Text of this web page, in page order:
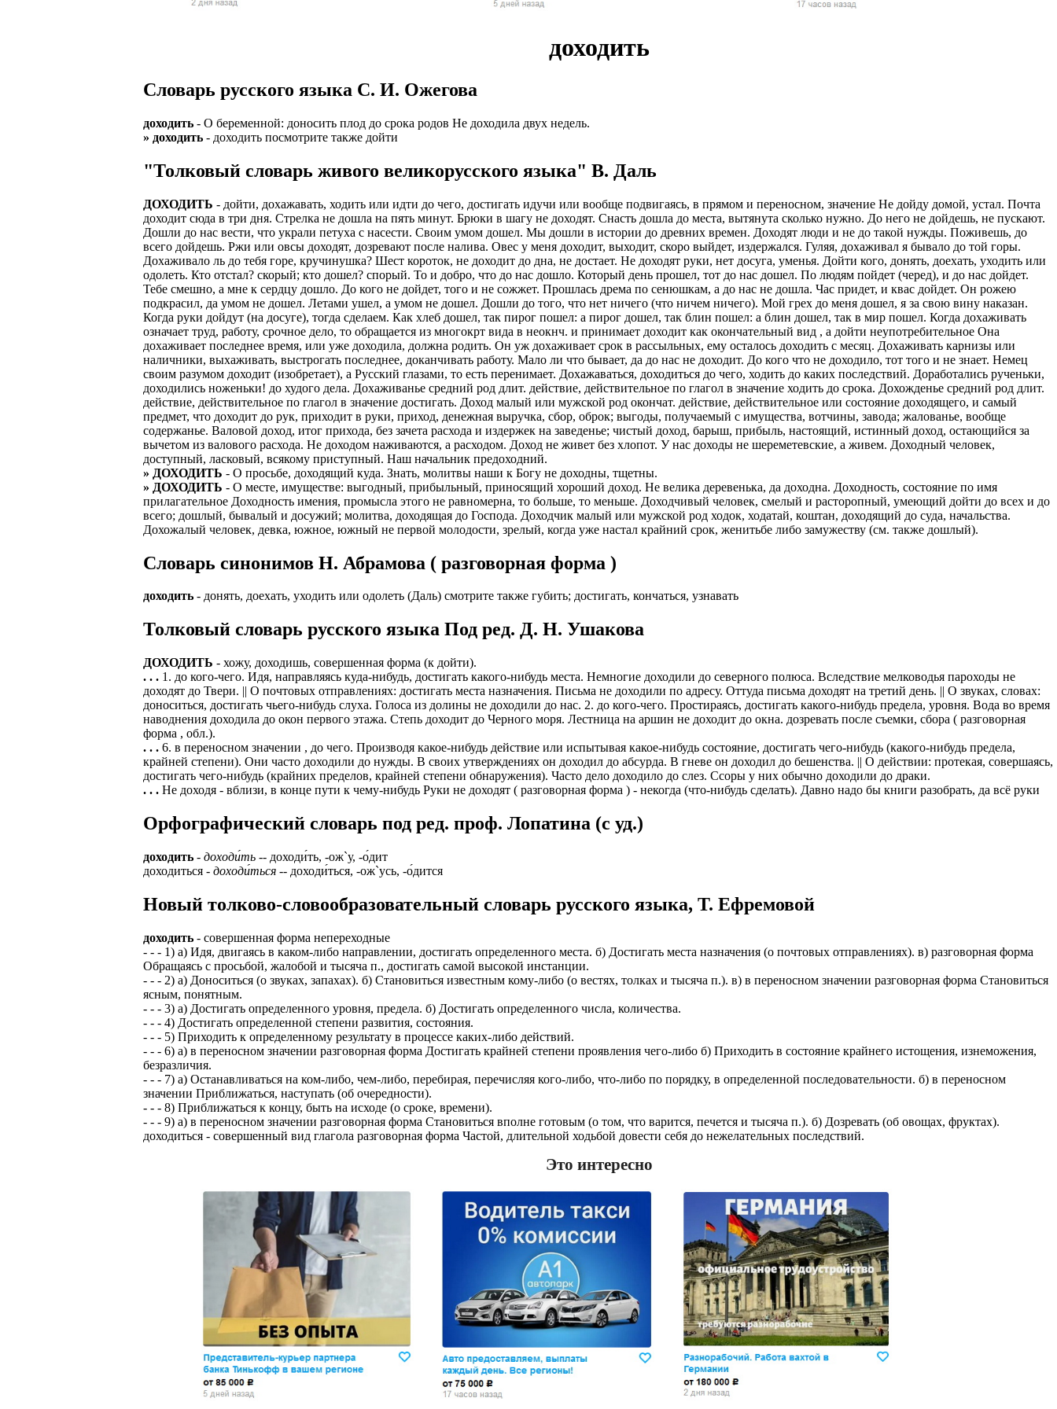
надежность и качество выполнения наших услуг. Ведётся постоянный набор мужчин, женщин и
ВНИМАНИЕ: Мы не оплачиваем стоимость оформления и перелёт.
имеет права вычитывать какие то деньги из вашей зарплаты!
Варианты: 1) Рабочая виза на 6 месяцев (можно продлевать на месте, не выезжая из страны),
2) Рабочая виза на 1 год (можно продлевать, не выезжая из страны);
3) Также предоставим возможность оформления Вида на Жительство.
Знание языка не является обязательным. Наличие заграничного паспорта;
Требуются мужчины, женщины, а также семейные пары;
Варианты работ: фабрики, заводы.
Средняя зарплата 1500-2500 евро в месяц (130 000-230 000 рублей). Заработок указан
средний, зависит от подобранной вакансии и сложности работы. + переработки
оплачиваются отдельно.
Жилье предоставляется работодателем. Страховка. Премии. Официальное трудоустройство.
График 10-12 часов. 5-6 дневная рабочая неделя.
ПРОЦЕСС ОФОРМЛЕНИЯ: подробная консультация, оформление контракта> заказываем
приглашение от работодателя > оформление визы > отправка > прохождение границы, встреча
работодателем подобранной заранее вакансии > прибытие на предприятие и место проживание.
Лицензия по трудоустройству за рубежом № 20118251359
ВОЗМОЖНО ДИСТАНЦИОННОЕ ОФОРМЛЕНИЕ ИЗ ЛЮБОГО РЕГИОНА РФ!
Также смотрите дополнительные предложения по отправке в другие страны в нашем профиле.
А также рассматриваются соискатели с опытом работы: рабочий, разнорабочий, комплектовщик,
упаковщик, стикеровщик.
# трудоустройство за границей
# трудоустройство за рубежом
Авто находится у Вас 24 часа в сутки и в выходные дни
Гарантированный стабильный доход не зависимо от суммы заказов
Большой автопарк: Правый/левый руль, АКПП/МКПП, бензин/ГАЗ
В наличии авто с возможностью выкупа от 600р.
Ищем водителей в штат.
Звоните ежедневно, работаем без выходных
количество мест на вакансию ограничено
Можно БЕЗ опыта. У вас будет бесплатное обучение.
Гибкий график: (2/2, 5/2)
Дружный коллектив.
Выгодные условия на продукты Тинькофф банка.
ЧТОБЫ УСТРОИТЬСЯ ПРЕДСТАВИТЕЛЕМ
Откликнитесь на это объявление.
Получите приглашение в личный кабинет кандидата.
Заполните короткую анкету.
Ожидайте звонка менеджера.
ЗАДАЧИ РЕГИОНАЛЬНОГО ПРЕДСТАВИТЕЛЯ
Доставлять клиентам банковские продукты, в том числе карты.
Подписывать документы при передаче и консультировать клиентов, как выгодно пользоваться
картами банка.
В ходе консультации представители могут подключать доп. услуги (например помочь в
установке мобильного банка на телефон), за что получают дополнительную плату.
Пожалуйста, НЕ ЗВОНИТЕ! Пишите.
Опыт не нужен, но приветствуется на следующих позициях: менеджер, представитель,
курьер документов, менеджер по продажам.
В таких банках, как Сбербанк, Газпром, Альфа-Банк, Промсвязьбанк, Райффайзенбанк,
Открытие, Почта Банк.
А также в компаниях: Евросеть, Мегафон, Связной, СДЭК, ПЭК и т.д.
В направлениях: без опыта, студенты, банки, консультирование, продажи.
доходить
Словарь русского языка С. И. Ожегова
доходить - О беременной: доносить плод до срока родов Не доходила двух недель.
» доходить - доходить посмотрите также дойти
"Толковый словарь живого великорусского языка" В. Даль
ДОХОДИТЬ - дойти, дохажавать, ходить или идти до чего, достигать идучи или вообще подвигаясь, в прямом и переносном, значение Не дойду домой, устал. Почта
доходит сюда в три дня. Стрелка не дошла на пять минут. Брюки в шагу не доходят. Снасть дошла до места, вытянута сколько нужно. До него не дойдешь, не пускают.
Дошли до нас вести, что украли петуха с насести. Своим умом дошел. Мы дошли в истории до древних времен. Доходят люди и не до такой нужды. Поживешь, до
всего дойдешь. Ржи или овсы доходят, дозревают после налива. Овес у меня доходит, выходит, скоро выйдет, издержался. Гуляя, дохаживал я бывало до той горы.
Дохаживало ль до тебя горе, кручинушка? Шест короток, не доходит до дна, не достает. Не доходят руки, нет досуга, уменья. Дойти кого, донять, доехать, уходить или
одолеть. Кто отстал? скорый; кто дошел? спорый. То и добро, что до нас дошло. Который день прошел, тот до нас дошел. По людям пойдет (черед), и до нас дойдет.
Тебе смешно, а мне к сердцу дошло. До кого не дойдет, того и не сожжет. Прошлась дрема по сенюшкам, а до нас не дошла. Час придет, и квас дойдет. Он рожею
подкрасил, да умом не дошел. Летами ушел, а умом не дошел. Дошли до того, что нет ничего (что ничем ничего). Мой грех до меня дошел, я за свою вину наказан.
Когда руки дойдут (на досуге), тогда сделаем. Как хлеб дошел, так пирог пошел: а пирог дошел, так блин пошел: а блин дошел, так в мир пошел. Когда дохаживать
означает труд, работу, срочное дело, то обращается из многокрт вида в неокнч. и принимает доходит как окончательный вид , а дойти неупотребительное Она
дохаживает последнее время, или уже доходила, должна родить. Он уж дохаживает срок в рассыльных, ему осталось доходить с месяц. Дохаживать карнизы или
наличники, выхаживать, выстрогать последнее, доканчивать работу. Мало ли что бывает, да до нас не доходит. До кого что не доходило, тот того и не знает. Немец
своим разумом доходит (изобретает), а Русский глазами, то есть перенимает. Дохажаваться, доходиться до чего, ходить до каких последствий. Доработались рученьки,
доходились ноженьки! до худого дела. Дохаживанье средний род длит. действие, действительное по глагол в значение ходить до срока. Дохожденье средний род длит.
действие, действительное по глагол в значение достигать. Доход малый или мужской род окончат. действие, действительное или состояние доходящего, и самый
предмет, что доходит до рук, приходит в руки, приход, денежная выручка, сбор, оброк; выгоды, получаемый с имущества, вотчины, завода; жалованье, вообще
содержанье. Валовой доход, итог прихода, без зачета расхода и издержек на заведенье; чистый доход, барыш, прибыль, настоящий, истинный доход, остающийся за
вычетом из валового расхода. Не доходом наживаются, а расходом. Доход не живет без хлопот. У нас доходы не шереметевские, а живем. Доходный человек,
доступный, ласковый, всякому приступный. Наш начальник предоходний.
» ДОХОДИТЬ - О просьбе, доходящий куда. Знать, молитвы наши к Богу не доходны, тщетны.
» ДОХОДИТЬ - О месте, имуществе: выгодный, прибыльный, приносящий хороший доход. Не велика деревенька, да доходна. Доходность, состояние по имя
прилагательное Доходность имения, промысла этого не равномерна, то больше, то меньше. Доходчивый человек, смелый и расторопный, умеющий дойти до всех и до
всего; дошлый, бывалый и досужий; молитва, доходящая до Господа. Доходчик малый или мужской род ходок, ходатай, коштан, доходящий до суда, начальства.
Дохожалый человек, девка, южное, южный не первой молодости, зрелый, когда уже настал крайний срок, женитьбе либо замужеству (см. также дошлый).
Cловарь синонимов Н. Абрамова ( разговорная форма )
доходить - донять, доехать, уходить или одолеть (Даль) смотрите также губить; достигать, кончаться, узнавать
Толковый словарь русского языка Под ред. Д. Н. Ушакова
ДОХОДИТЬ - хожу, доходишь, совершенная форма (к дойти).
. . . 1. до кого-чего. Идя, направляясь куда-нибудь, достигать какого-нибудь места. Немногие доходили до северного полюса. Вследствие мелководья пароходы не
доходят до Твери. || О почтовых отправлениях: достигать места назначения. Письма не доходили по адресу. Оттуда письма доходят на третий день. || О звуках, словах:
доноситься, достигать чьего-нибудь слуха. Голоса из долины не доходили до нас. 2. до кого-чего. Простираясь, достигать какого-нибудь предела, уровня. Вода во время
наводнения доходила до окон первого этажа. Степь доходит до Черного моря. Лестница на аршин не доходит до окна. дозревать после съемки, сбора ( разговорная
форма , обл.).
. . . 6. в переносном значении , до чего. Производя какое-нибудь действие или испытывая какое-нибудь состояние, достигать чего-нибудь (какого-нибудь предела,
крайней степени). Они часто доходили до нужды. В своих утверждениях он доходил до абсурда. В гневе он доходил до бешенства. || О действии: протекая, совершаясь,
достигать чего-нибудь (крайних пределов, крайней степени обнаружения). Часто дело доходило до слез. Ссоры у них обычно доходили до драки.
. . . Не доходя - вблизи, в конце пути к чему-нибудь Руки не доходят ( разговорная форма ) - некогда (что-нибудь сделать). Давно надо бы книги разобрать, да всё руки
Орфографический словарь под ред. проф. Лопатина (c уд.)
доходить - доходи́ть -- доходи́ть, -ож`у, -о́дит
доходиться - доходи́ться -- доходи́ться, -ож`усь, -о́дится
Новый толково-словообразовательный словарь русского языка, Т. Ефремовой
доходить - совершенная форма непереходные
- - - 1) а) Идя, двигаясь в каком-либо направлении, достигать определенного места. б) Достигать места назначения (о почтовых отправлениях). в) разговорная форма
Обращаясь с просьбой, жалобой и тысяча п., достигать самой высокой инстанции.
- - - 2) а) Доноситься (о звуках, запахах). б) Становиться известным кому-либо (о вестях, толках и тысяча п.). в) в переносном значении разговорная форма Становиться
ясным, понятным.
- - - 3) а) Достигать определенного уровня, предела. б) Достигать определенного числа, количества.
- - - 4) Достигать определенной степени развития, состояния.
- - - 5) Приходить к определенному результату в процессе каких-либо действий.
- - - 6) а) в переносном значении разговорная форма Достигать крайней степени проявления чего-либо б) Приходить в состояние крайнего истощения, изнеможения,
безразличия.
- - - 7) а) Останавливаться на ком-либо, чем-либо, перебирая, перечисляя кого-либо, что-либо по порядку, в определенной последовательности. б) в переносном
значении Приближаться, наступать (об очередности).
- - - 8) Приближаться к концу, быть на исходе (о сроке, времени).
- - - 9) а) в переносном значении разговорная форма Становиться вполне готовым (о том, что варится, печется и тысяча п.). б) Дозревать (об овощах, фруктах).
доходиться - совершенный вид глагола разговорная форма Частой, длительной ходьбой довести себя до нежелательных последствий.
Это интересно